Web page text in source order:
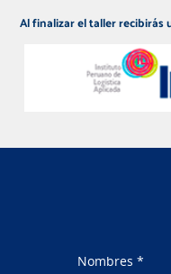
Al finalizar el taller recibirás